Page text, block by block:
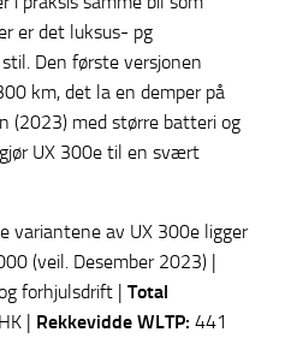
er det luksus- pg
Den første versjonen
km, det la en demper på
(2023) med større batteri og
UX 300e til en svært
variantene av UX 300e ligger
(veil. Desember 2023) |
forhjulsdrift | Total
| Rekkevidde WLTP: 441